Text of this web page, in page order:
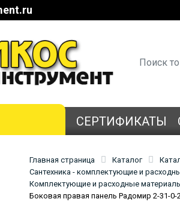
СЕРТИФИКАТЫ
Главная страница Каталог
Сантехника - комплектующие и
Комплектующие и расходные
Боковая правая панель Радомир 2-31-0-